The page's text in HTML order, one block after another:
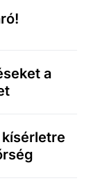
a
kísérletre